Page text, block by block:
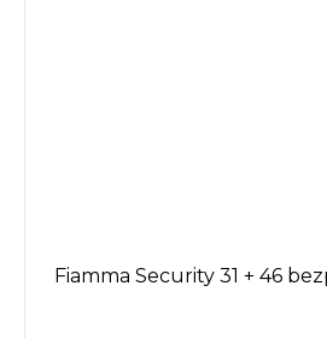
Fiamma Security 31 + 46